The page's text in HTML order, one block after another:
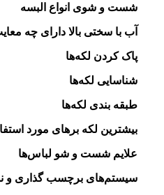
شست و شوی انواع البسه
آب با سختی بالا دارای چه
پاک کردن لکه‌ها
شناسایی لکه‌ها
طبقه بندی لکه‌ها
بیشترین لکه برهای مورد
علایم شست و شو لباس‌ها
سیستم‌های برچسب گذاری و